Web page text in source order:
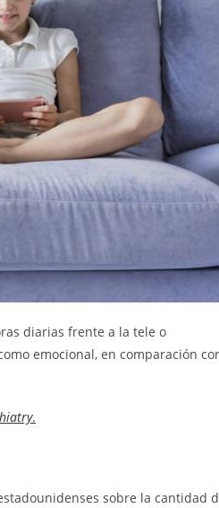
diarias frente a la tele o
emocional, en comparación
.
sobre la cantidad